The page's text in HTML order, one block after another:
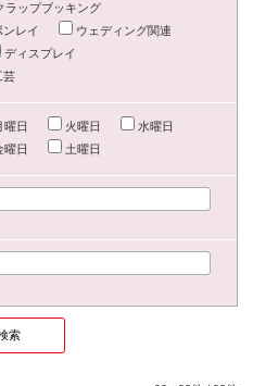
ラップブッキング
レイ
ウェディング関連
ディスプレイ
芸
曜日 火曜日
水曜日
曜日 土曜日